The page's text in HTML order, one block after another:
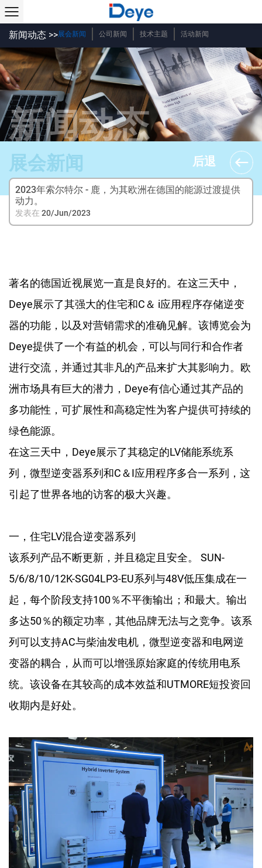
新闻动态 >>展会新闻 公司新闻 技术主题 活动新闻
新闻动态
展会新闻 后退
2023年索尔特尔 - 鹿，为其欧洲在德国的能源过渡提供
动力。
发表在 20/Jun/2023
著名的德国近视展览一直是良好的。在这三天中，
Deye展示了其强大的住宅和C＆ i应用程序存储逆变
器的功能，以及对营销需求的准确见解。该博览会为
Deye提供了一个有益的机会，可以与同行和合作者
进行交流，并通过其非凡的产品来扩大其影响力。欧
洲市场具有巨大的潜力，Deye有信心通过其产品的
多功能性，可扩展性和高稳定性为客户提供可持续的
绿色能源。
在这三天中，Deye展示了其稳定的LV储能系统系
列，微型逆变器系列和C＆I应用程序多合一系列，这
引起了世界各地的访客的极大兴趣。
一，住宅LV混合逆变器系列
该系列产品不断更新，并且稳定且安全。 SUN-
5/6/8/10/12K-SG04LP3-EU系列与48V低压集成在一
起，每个阶段支持100％不平衡输出；和最大。输出
多达50％的额定功率，其他品牌无法与之竞争。该系
列可以支持AC与柴油发电机，微型逆变器和电网逆
变器的耦合，从而可以增强原始家庭的传统用电系
统。该设备在其较高的成本效益和UTMORE短投资回
收期内是好处。